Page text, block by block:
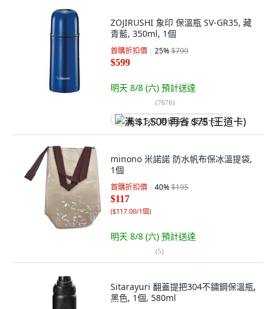
ZOJIRUSHI 象印 保溫瓶 SV-GR35, 藏
青藍, 350ml, 1個
首購折扣價 25%$799
$599
明天 8/8 (六) 預計送達
(7676)
满 $1,500 再省 $75 (王道卡)
minono 米諾諾 防水帆布保冰溫提袋,
1個
首購折扣價 40%$195
$117
($117.00/1個)
明天 8/8 (六) 預計送達
(5)
Sitarayuri 翻蓋提把304不鏽鋼保溫瓶,
黑色, 1個, 580ml